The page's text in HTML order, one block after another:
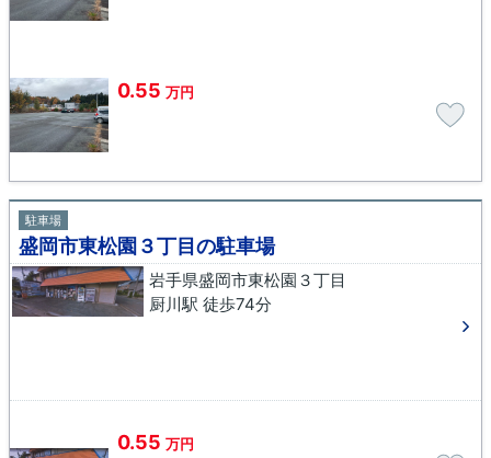
0.55 万円
駐車場
盛岡市東松園３丁目の駐車場
岩手県盛岡市東松園３丁目
厨川駅 徒歩74分
0.55 万円